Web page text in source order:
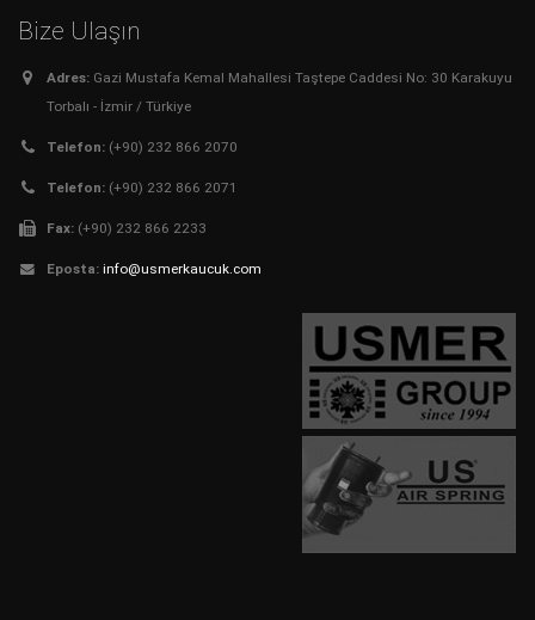
Bize Ulaşın
Adres: Gazi Mustafa Kemal Mahallesi Taştepe Caddesi No: 30 Karakuyu
Torbalı - İzmir / Türkiye
Telefon: (+90) 232 866 2070
Telefon: (+90) 232 866 2071
Fax: (+90) 232 866 2233
Eposta: info@usmerkaucuk.com